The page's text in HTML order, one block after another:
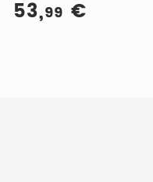
Colori
53,99 €